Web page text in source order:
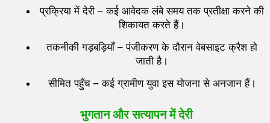
प्रक्रिया में देरी – कई आवेदक लंबे समय तक प्रतीक्षा करने की
शिकायत करते हैं।
तकनीकी गड़बड़ियाँ – पंजीकरण के दौरान वेबसाइट क्रैश हो
जाती है।
सीमित पहुँच – कई ग्रामीण युवा इस योजना से अनजान हैं।
भुगतान और सत्यापन में देरी